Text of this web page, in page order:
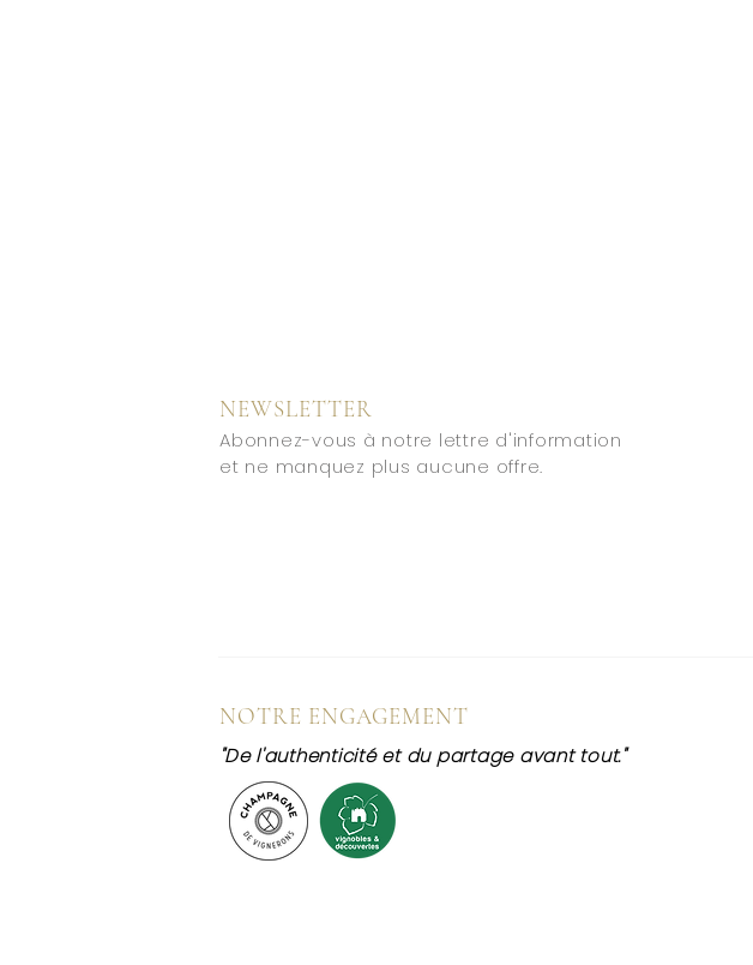
NEWSLETTER
Abonnez-vous à notre lettre d'information
et ne manquez plus aucune offre.
NOTRE ENGAGEMENT
"De l'authenticité et du partage avant tout."